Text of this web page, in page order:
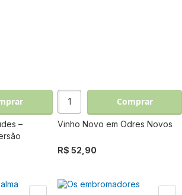
–
Comprar
Vinho Novo em Odres Novos
R$ 52,90